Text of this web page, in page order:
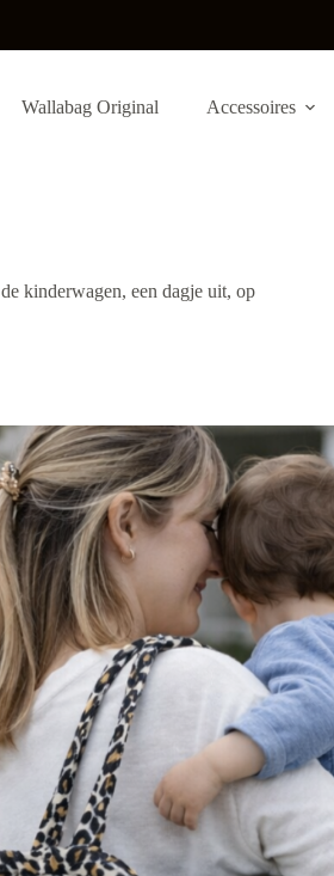
Wallabag Original Accessoires
kinderwagen, een dagje uit, op